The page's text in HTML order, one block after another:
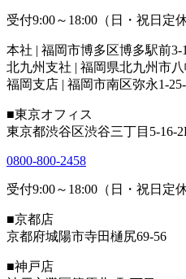
受付9:00～18:00（日・祝日定休
本社 | 福岡市博多区博多駅前3-
北九州支社 | 福岡県北九州市八
福岡支店 | 福岡市南区弥永1-25-
■東京オフィス
東京都渋谷区渋谷三丁目5-16-
0800-800-2458
受付9:00～18:00（日・祝日定休
■京都店
京都府城陽市寺田樋尻69-56
■神戸店